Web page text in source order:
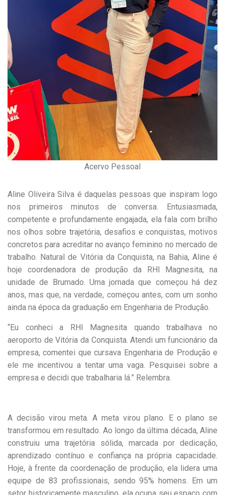
Acervo Pessoal
Aline Oliveira Silva é daquelas pessoas que inspiram logo
nos primeiros minutos de conversa. Entusiasmada,
competente e profundamente engajada, ela fala com brilho
nos olhos sobre trajetória, desafios e conquistas, motivos
concretos para acreditar no avanço feminino no mercado de
trabalho. Natural de Vitória da Conquista, na Bahia, Aline é
hoje coordenadora de produção da RHI Magnesita, na
unidade de Brumado. Uma jornada que começou há dez
anos, mas que, na verdade, começou antes, com um sonho
ainda na época da graduação em Engenharia de Produção.
“Eu conheci a RHI Magnesita quando trabalhava no
aeroporto de Vitória da Conquista. Atendi um funcionário da
empresa, comentei que cursava Engenharia de Produção e
ele me incentivou a tentar uma vaga. Pesquisei sobre a
empresa e decidi que trabalharia lá.” Relembra.
A decisão virou meta. A meta virou plano. E o plano se
transformou em resultado. Ao longo da última década, Aline
construiu uma trajetória sólida, marcada por dedicação,
aprendizado contínuo e confiança na própria capacidade.
Hoje, à frente da coordenação de produção, ela lidera uma
equipe de 83 profissionais, sendo 95% homens. Em um